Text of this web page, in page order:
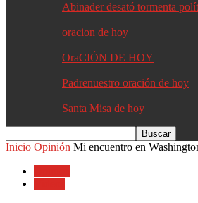
Abinader desató tormenta
oracion de hoy
OraCIÓN DE HOY
Padrenuestro oración de hoy
Santa Misa de hoy
Inicio Opinión Mi encuentro en